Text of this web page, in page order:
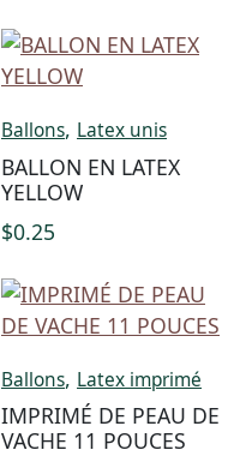
Ballons, Latex unis
BALLON EN LATEX
YELLOW
$0.25
Ballons, Latex imprimé
IMPRIMÉ DE PEAU DE
VACHE 11 POUCES